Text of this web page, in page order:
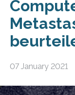
07 January 2021